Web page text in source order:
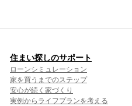
住まい探しのサポート
ローンシミュレーション
家を買うまでのステップ
安心が続く家づくり
実例からライフプランを考える